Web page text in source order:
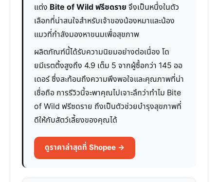
แต่ง Bite of Wild ฟรีซดราย จึงเป็นหนึ่งในตัว
เลือกที่น่าสนใจสำหรับเจ้าของน้องหมาและน้อง
แมวที่กำลังมองหาขนมเพื่อสุขภาพ
ผลิตภัณฑ์นี้ได้รับความนิยมอย่างต่อเนื่อง โด
ยมีเรตติ้งสูงถึง 4.9 เต็ม 5 จากผู้ซื้อกว่า 145 ออ
เดอร์ ซึ่งสะท้อนถึงความพึงพอใจและคุณภาพที่น่า
เชื่อถือ การรีวิวนี้จะพาคุณไปเจาะลึกว่าทำไม Bite
of Wild ฟรีซดราย ถึงเป็นตัวช่วยบำรุงสุขภาพที่
ดีให้กับสัตว์เลี้ยงของคุณได้
ดูราคาล่าสุดที่ Shopee →